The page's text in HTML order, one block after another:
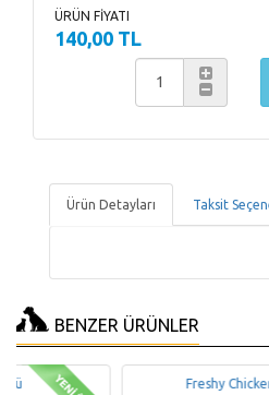
ÜRÜN FİYATI
140,00 TL
Ürün Detayları Taksit
BENZER ÜRÜNLER
Freshy Chicken Drumsticks